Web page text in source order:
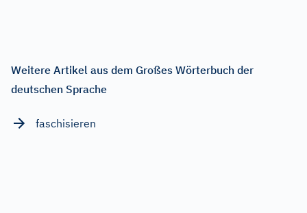
Weitere Artikel aus dem Großes Wörterbuch der
deutschen Sprache
faschisieren